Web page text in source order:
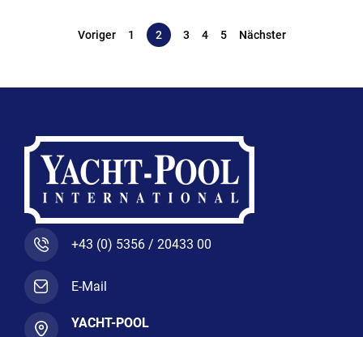
Voriger 1 2 3 4 5 Nächster
+43 (0) 5356 / 20433 00
E-Mail
YACHT-POOL